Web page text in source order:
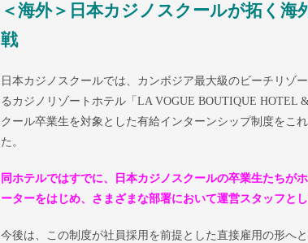
＜海外＞日本カジノスクールが拓く海
戦
日本カジノスクールでは、カンボジア最大級のビーチリゾ
るカジノリゾートホテル「LA VOGUE BOUTIQUE HOTEL
クール卒業生を対象とした有給インターンシップ制度をこ
た。
同ホテルではすでに、日本カジノスクールの卒業生たちが
ーターをはじめ、さまざまな部署において運営スタッフとし
今後は、この制度が社員採用を前提とした直接雇用の形へ